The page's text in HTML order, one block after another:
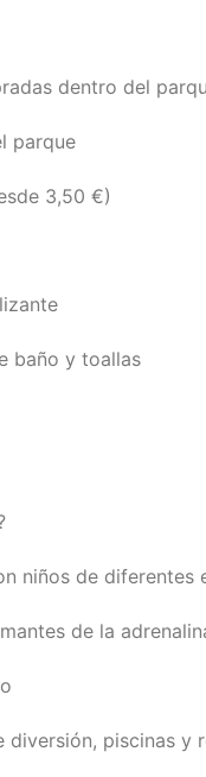
dentro del
parque
3,50 €)
baño y toallas
niños de diferentes
de la
piscinas y